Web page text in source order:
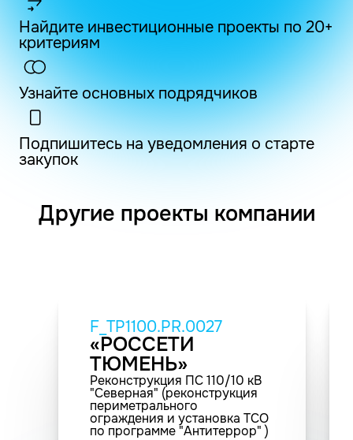
Найдите инвестиционные проекты по 20+
критериям
Узнайте основных подрядчиков
Подпишитесь на уведомления о старте
закупок
Другие проекты компании
F_TP1100.PR.0027
«РОССЕТИ
ТЮМЕНЬ»
Реконструкция ПС 110/10 кВ
"Северная" (реконструкция
периметрального
ограждения и установка ТСО
по программе "Антитеррор" )